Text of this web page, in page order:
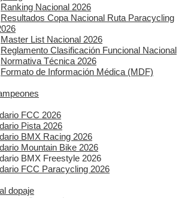
Ranking Nacional 2026
Resultados Copa Nacional Ruta Paracycling
Master List Nacional 2026
Reglamento Clasificación Funcional Nacional
Normativa Técnica 2026
Formato de Información Médica (MDF)
FCC 2026
Pista 2026
BMX Racing 2026
Mountain Bike 2026
BMX Freestyle 2026
FCC Paracycling 2026
dopaje